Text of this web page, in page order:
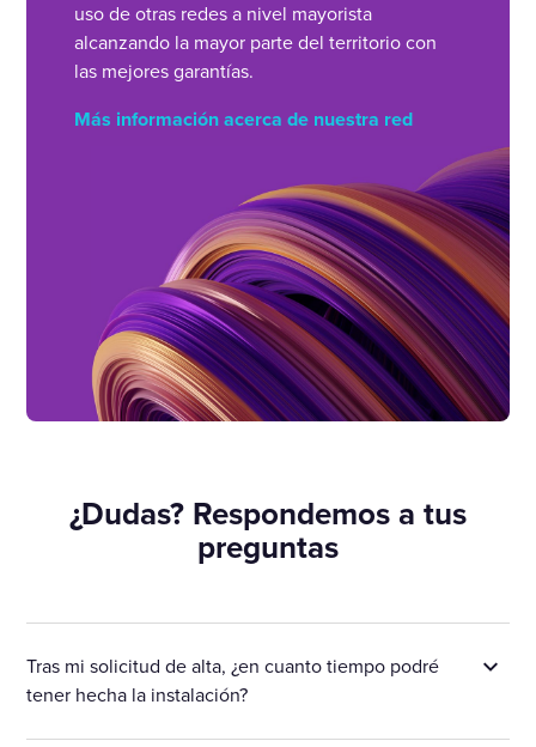
uso de otras redes a nivel mayorista
alcanzando la mayor parte del territorio con
las mejores garantías.
Más información acerca de nuestra red
¿Dudas? Respondemos a tus
preguntas
Tras mi solicitud de alta, ¿en cuanto tiempo podré
tener hecha la instalación?